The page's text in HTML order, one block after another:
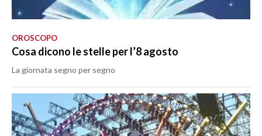
OROSCOPO
Cosa dicono le stelle per l’8 agosto
La giornata segno per segno